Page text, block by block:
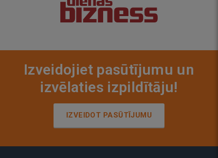
Izveidojiet pasūtījumu un
izvēlaties izpildītāju!
IZVEIDOT PASŪTĪJUMU